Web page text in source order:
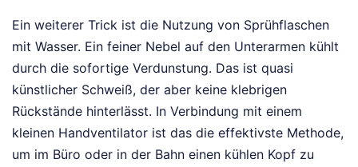
Ein weiterer Trick ist die Nutzung von Sprühflaschen
mit Wasser. Ein feiner Nebel auf den Unterarmen kühlt
durch die sofortige Verdunstung. Das ist quasi
künstlicher Schweiß, der aber keine klebrigen
Rückstände hinterlässt. In Verbindung mit einem
kleinen Handventilator ist das die effektivste Methode,
um im Büro oder in der Bahn einen kühlen Kopf zu